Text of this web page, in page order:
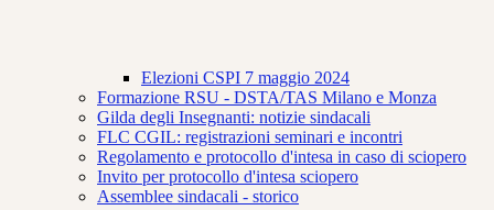
Elezioni CSPI 7 maggio 2024
Formazione RSU - DSTA/TAS Milano e Monza
Gilda degli Insegnanti: notizie sindacali
FLC CGIL: registrazioni seminari e incontri
Regolamento e protocollo d'intesa in caso di sciopero
Invito per protocollo d'intesa sciopero
Assemblee sindacali - storico